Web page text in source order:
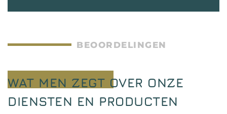
BEOORDELINGEN
WAT MEN ZEGT OVER ONZE
DIENSTEN EN PRODUCTEN